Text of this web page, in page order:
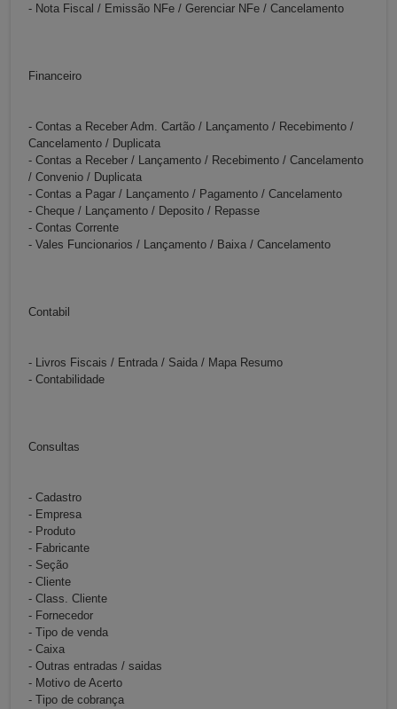
- Nota Fiscal / Emissão NFe / Gerenciar NFe / Cancelamento
Financeiro
- Contas a Receber Adm. Cartão / Lançamento / Recebimento /
Cancelamento / Duplicata
- Contas a Receber / Lançamento / Recebimento / Cancelamento
/ Convenio / Duplicata
- Contas a Pagar / Lançamento / Pagamento / Cancelamento
- Cheque / Lançamento / Deposito / Repasse
- Contas Corrente
- Vales Funcionarios / Lançamento / Baixa / Cancelamento
Contabil
- Livros Fiscais / Entrada / Saida / Mapa Resumo
- Contabilidade
Consultas
- Cadastro
- Empresa
- Produto
- Fabricante
- Seção
- Cliente
- Class. Cliente
- Fornecedor
- Tipo de venda
- Caixa
- Outras entradas / saidas
- Motivo de Acerto
- Tipo de cobrança